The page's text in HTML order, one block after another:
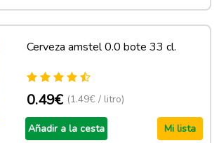
Cerveza amstel 0.0 bote 33 cl.
0.49€ (1.49€ / litro)
Añadir a la cesta Mi lista